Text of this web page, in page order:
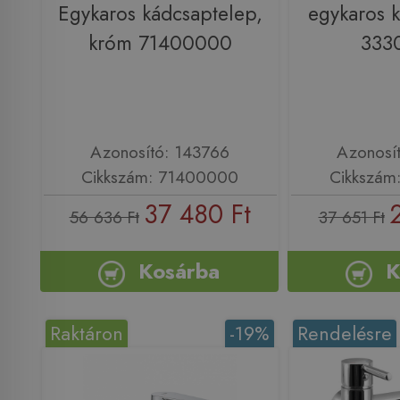
Egykaros kádcsaptelep,
króm 71400000
Azonosító: 143766
Cikkszám: 71400000
56 636 Ft 37 480 Ft
Kosárba
egykaros
37 651 Ft
-19%
Raktáron Rendelésre